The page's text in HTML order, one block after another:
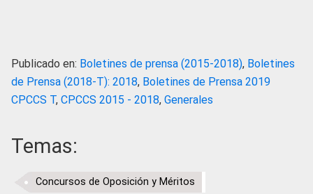
Publicado en: Boletines de prensa (2015-2018), Boletines
de Prensa (2018-T): 2018, Boletines de Prensa 2019
CPCCS T, CPCCS 2015 - 2018, Generales
Temas:
Concursos de Oposición y Méritos